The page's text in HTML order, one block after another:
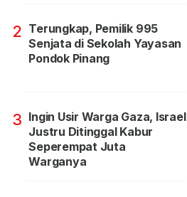
2 Terungkap, Pemilik 995
Senjata di Sekolah Yayasan
Pondok Pinang
3 Ingin Usir Warga Gaza, Israel
Justru Ditinggal Kabur
Seperempat Juta
Warganya